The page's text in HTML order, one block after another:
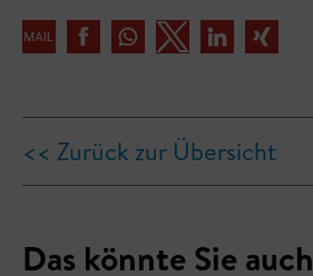
<< Zurück zur Übersicht
Das könnte Sie auch